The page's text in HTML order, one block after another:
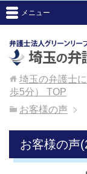
メニュー
埼玉の弁護士
歩5分）
TOP
お客様の声
お客様の声